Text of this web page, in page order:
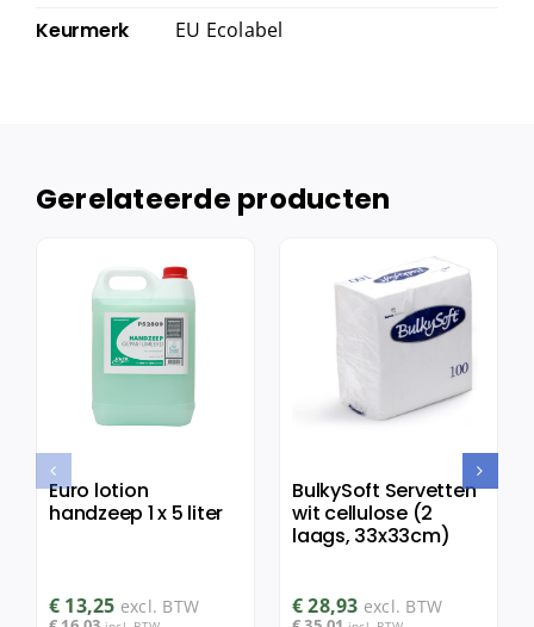
Keurmerk EU Ecolabel
Gerelateerde producten
Euro lotion
handzeep 1 x 5 liter
€ 13,25 excl. BTW
BulkySoft Servetten
wit cellulose (2
laags, 33x33cm)
€28,93 excl. BTW